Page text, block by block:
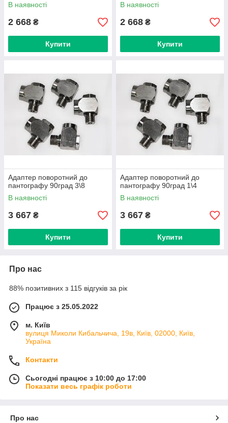
В наявності
2 668 ₴
Купити
В наявності
2 668 ₴
Купити
Адаптер поворотний до
пантографу 90град 3\8
В наявності
3 667 ₴
Купити
Адаптер поворотний до
пантографу 90град 1\4
В наявності
3 667 ₴
Купити
Про нас
88% позитивних з 115 відгуків за рік
Працює з 25.05.2022
м. Київ
вулиця Миколи Кибальчича, 19в, Київ, 02000, Київ,
Україна
Контакти
Сьогодні працює з 10:00 до 17:00
Показати весь графік роботи
Про нас